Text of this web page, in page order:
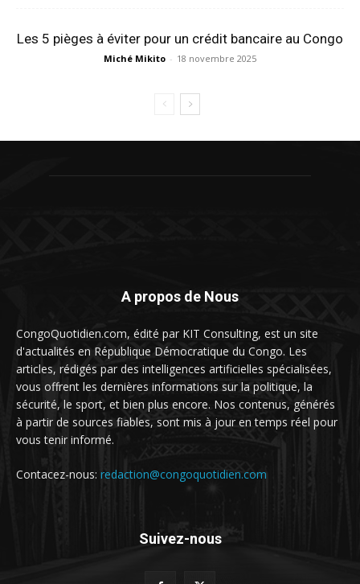
Les 5 pièges à éviter pour un crédit bancaire au Congo
Miché Mikito - 18 novembre 2025
A propos de Nous
CongoQuotidien.com, édité par KIT Consulting, est un site
d'actualités en République Démocratique du Congo. Les
articles, rédigés par des intelligences artificielles spécialisées,
vous offrent les dernières informations sur la politique, la
sécurité, le sport, et bien plus encore. Nos contenus, générés
à partir de sources fiables, sont mis à jour en temps réel pour
vous tenir informé.
Contacez-nous: redaction@congoquotidien.com
Suivez-nous